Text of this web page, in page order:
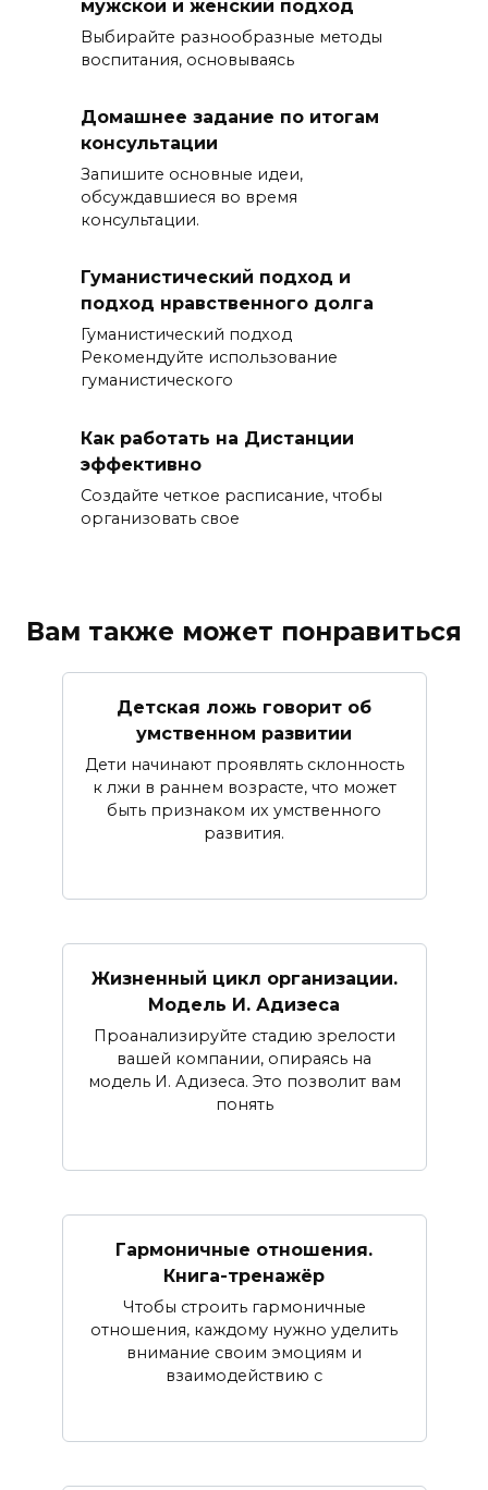
мужской и женский подход
Выбирайте разнообразные методы
воспитания, основываясь
Домашнее задание по итогам
консультации
Запишите основные идеи,
обсуждавшиеся во время
консультации.
Гуманистический подход и
подход нравственного долга
Гуманистический подход
Рекомендуйте использование
гуманистического
Как работать на Дистанции
эффективно
Создайте четкое расписание, чтобы
организовать свое
Вам также может понравиться
Детская ложь говорит об
умственном развитии
Дети начинают проявлять склонность
к лжи в раннем возрасте, что может
быть признаком их умственного
развития.
Жизненный цикл организации.
Модель И. Адизеса
Проанализируйте стадию зрелости
вашей компании, опираясь на
модель И. Адизеса. Это позволит вам
понять
Гармоничные отношения.
Книга-тренажёр
Чтобы строить гармоничные
отношения, каждому нужно уделить
внимание своим эмоциям и
взаимодействию с